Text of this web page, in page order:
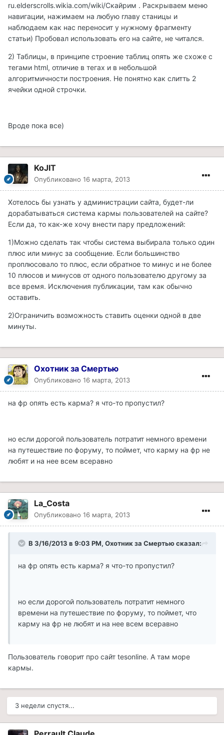
ru.elderscrolls.wikia.com/wiki/Скайрим . Раскрываем меню
навигации, нажимаем на любую главу станицы и
наблюдаем как нас переносит у нужному фрагменту
статьи) Пробовал использовать его на сайте, не читался.
2) Таблицы, в принципе строение таблиц опять же схоже с
тегами html, отличие в тегах и в небольшой
алгоритмичности построения. Не понятно как слитть 2
ячейки одной строчки.
Вроде пока все)
KoJIT
Опубликовано 16 марта, 2013
Хотелось бы узнать у администрации сайта, будет-ли
дорабатываться система кармы пользователей на сайте?
Если да, то как-же хочу внести пару предложений:
1)Можно сделать так чтобы система выбирала только один
плюс или минус за сообщение. Если большинство
проплюсовало то плюс, если обратное то минус и не более
10 плюсов и минусов от одного пользователю другому за
все время. Исключения публикации, там как обычно
оставить.
2)Ограничить возможность ставить оценки одной в две
минуты.
Охотник за Смертью
Опубликовано 16 марта, 2013
на фр опять есть карма? я что-то пропустил?
но если дорогой пользователь потратит немного времени
на путешествие по форуму, то поймет, что карму на фр не
любят и на нее всем всеравно
La_Costa
Опубликовано 16 марта, 2013
В 3/16/2013 в 9:03 PM, Охотник за Смертью сказал:
на фр опять есть карма? я что-то пропустил?
но если дорогой пользователь потратит немного
времени на путешествие по форуму, то поймет, что
карму на фр не любят и на нее всем всеравно
Пользователь говорит про сайт tesonline. А там море
кармы.
3 недели спустя...